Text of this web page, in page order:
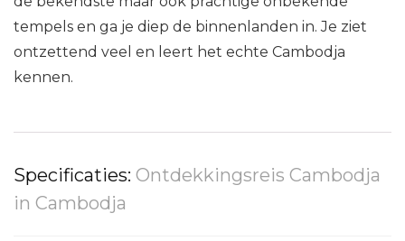
tempels en ga je diep de binnenlanden in. Je ziet
ontzettend veel en leert het echte Cambodja
kennen.
Specificaties: Ontdekkingsreis Cambodja
in Cambodja